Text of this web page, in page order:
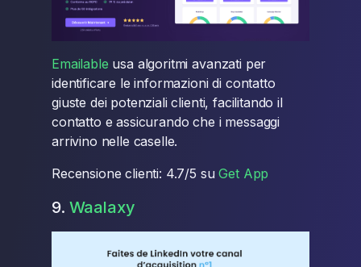
Emailable usa algoritmi avanzati per
identificare le informazioni di contatto
giuste dei potenziali clienti, facilitando il
contatto e assicurando che i messaggi
arrivino nelle caselle.
Recensione clienti: 4.7/5 suGet App
9. Waalaxy